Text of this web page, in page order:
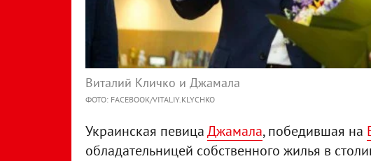
Виталий Кличко и Джамала
ФОТО: FACEBOOK/VITALIY.KLYCHKO
Украинская певицаДжамала, победившая на
обладательницей собственного жилья в